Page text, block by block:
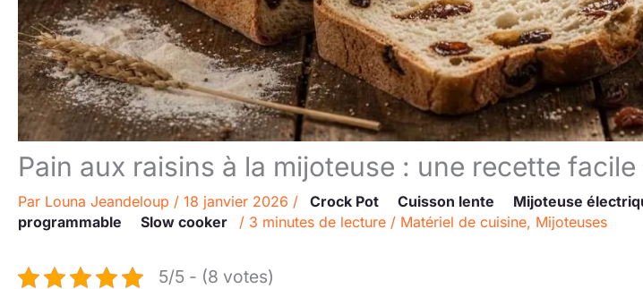
Pain aux raisins à la mijoteuse : une recette
Par Louna Jeandeloup / 18 janvier 2026 / Crock Pot Cuisson lente Mijoteuse
programmable
Slow cooker / 3 minutes de lecture / Matériel de cuisine, Mijoteuses
5/5 - (8 votes)